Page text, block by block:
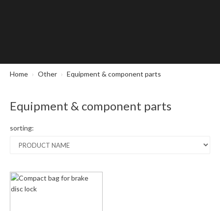
Home Other Equipment & component parts
Equipment & component parts
sorting: